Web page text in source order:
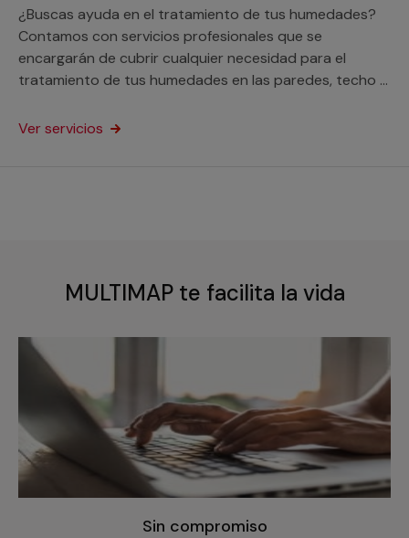
¿Buscas ayuda en el tratamiento de tus humedades?
Contamos con servicios profesionales que se
encargarán de cubrir cualquier necesidad para el
tratamiento de tus humedades en las paredes, techo o
Ver servicios
MULTIMAP te facilita la vida
Sin compromiso